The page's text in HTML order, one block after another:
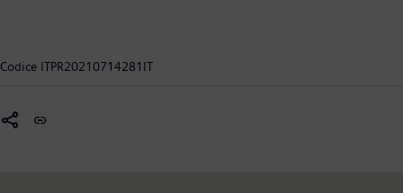
Mobility, fornitore leader di soluzioni di mobilità intelligenti per
mondiale dei servizi passeggeri e merci. Grazie alla sua
Codice ITPR20210714281IT